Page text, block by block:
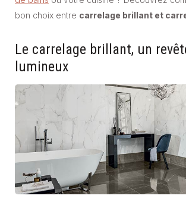
bon choix entre carrelage brillant et
Le carrelage brillant, un
lumineux